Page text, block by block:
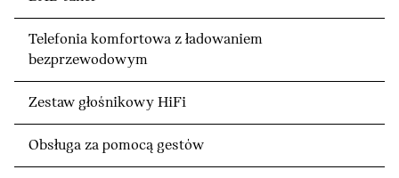
Telefonia komfortowa z ładowaniem
bezprzewodowym
Zestaw głośnikowy HiFi
Obsługa za pomocą gestów